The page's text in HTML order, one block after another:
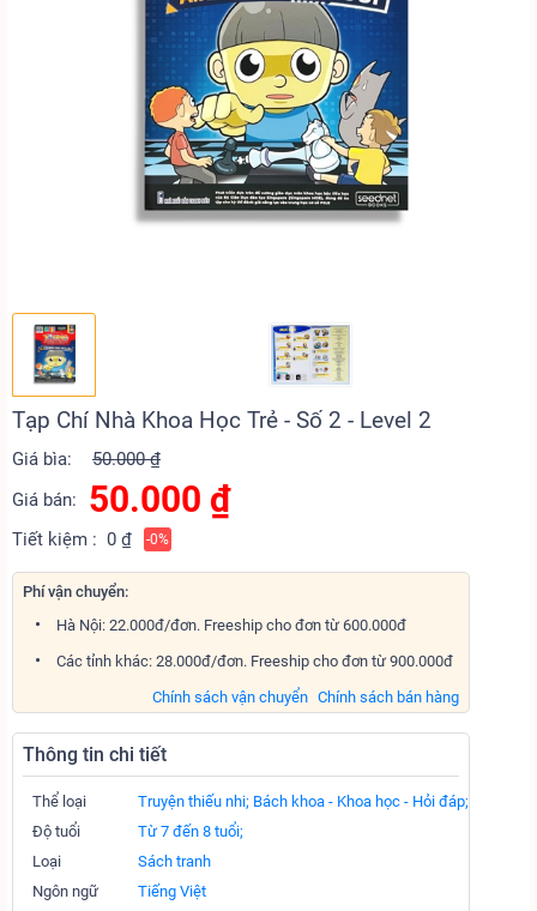
Tạp Chí Nhà Khoa Học Trẻ - Số 2 - Level 2
Giá bìa:
50.000 ₫
Giá bán:
50.000 ₫
Tiết kiệm : 0 ₫ -0%
Phí vận chuyển:
Hà Nội: 22.000đ/đơn. Freeship cho đơn từ 600.000đ
Các tỉnh khác: 28.000đ/đơn. Freeship cho đơn từ 900.000đ
Chính sách bán hàng
Chính sách vận chuyển
Thông tin chi tiết
Thể loại Truyện thiếu nhi; Bách khoa - Khoa học - Hỏi đáp;
Độ tuổi
Từ 7 đến 8 tuổi;
Loại
Sách tranh
Ngôn ngữ
Tiếng Việt